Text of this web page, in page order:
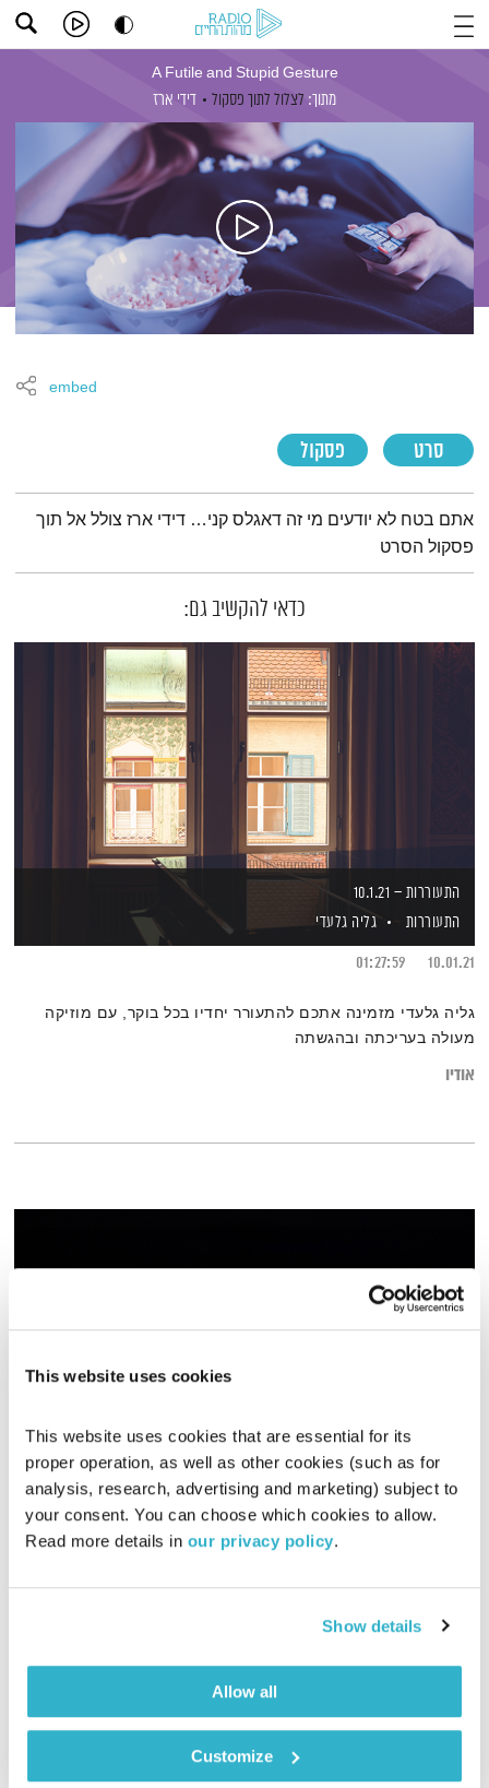
This website uses cookies
This website uses cookies that are essential for its
proper operation, as well as other cookies (such as for
analysis, research, advertising and marketing) subject to
your consent. You can choose which cookies to allow.
Read more details in our privacy policy.
Show details
Allow all
Customize
A Futile and Stupid Gesture
מתוך: לצלול לתוך פסקול דידי ארז
סרט פסקול
embed
תמצית הפודקאסט
אתם בטח לא יודעים מי זה דאגלס קני… דידי ארז צולל אל תוך
פסקול הסרט
כדאי להקשיב גם:
התעוררות – 10.1.21
התעוררות
גליה גלעדי
10.01.21
01:27:59
גליה גלעדי מזמינה אתכם להתעורר יחדיו בכל בוקר, עם מוזיקה
מעולה בעריכתה ובהגשתה
אודיו
בני בא – 22.5.22
בני בא
בני בשן